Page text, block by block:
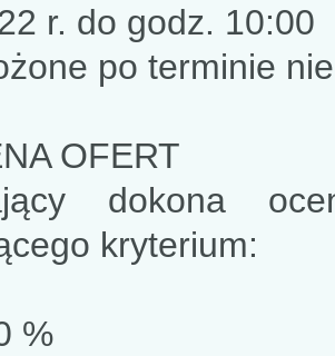
r. do godz. 10:00
po terminie
OFERT
dokona
kryterium:
%